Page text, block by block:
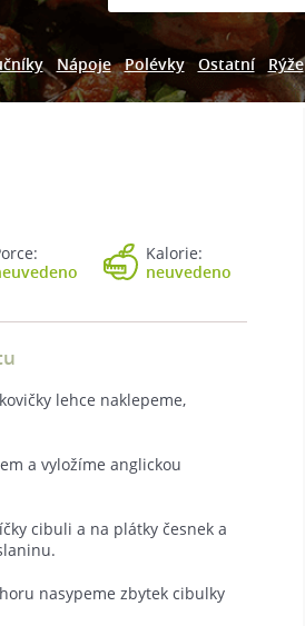
Nápoje Polévky Ostatní Rýže
Kalorie:
neuvedeno
lehce naklepeme,
a vyložíme anglickou
cibuli a na plátky česnek a
nasypeme zbytek cibulky